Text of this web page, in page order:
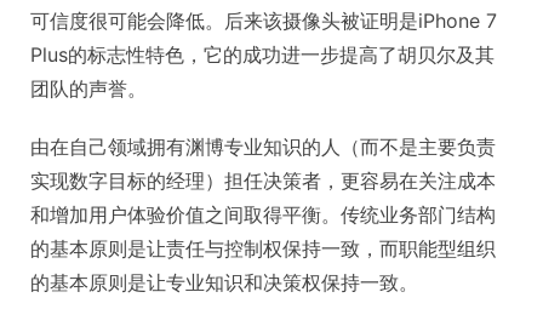
可信度很可能会降低。后来该摄像头被证明是iPhone 7
Plus的标志性特色，它的成功进一步提高了胡贝尔及其
团队的声誉。
由在自己领域拥有渊博专业知识的人（而不是主要负责
实现数字目标的经理）担任决策者，更容易在关注成本
和增加用户体验价值之间取得平衡。传统业务部门结构
的基本原则是让责任与控制权保持一致，而职能型组织
的基本原则是让专业知识和决策权保持一致。